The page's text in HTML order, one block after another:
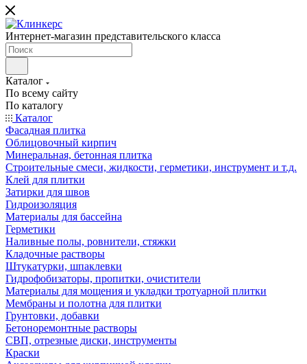
Интернет-магазин представительского класса
Каталог
По всему сайту
По каталогу
Каталог
Фасадная плитка
Облицовочный кирпич
Минеральная, бетонная плитка
Строительные смеси, жидкости, герметики, инструмент и т.д.
Клей для плитки
Затирки для швов
Гидроизоляция
Материалы для бассейна
Герметики
Наливные полы, ровнители, стяжки
Кладочные растворы
Штукатурки, шпаклевки
Гидрофобизаторы, пропитки, очистители
Материалы для мощения и укладки тротуарной плитки
Мембраны и полотна для плитки
Грунтовки, добавки
Бетоноремонтные растворы
СВП, отрезные диски, инструменты
Краски